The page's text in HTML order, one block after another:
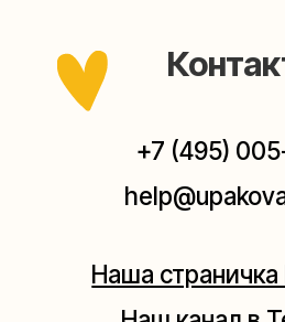
Москва, ул.Плющиха, дом 42
Мастерская на Плющихе